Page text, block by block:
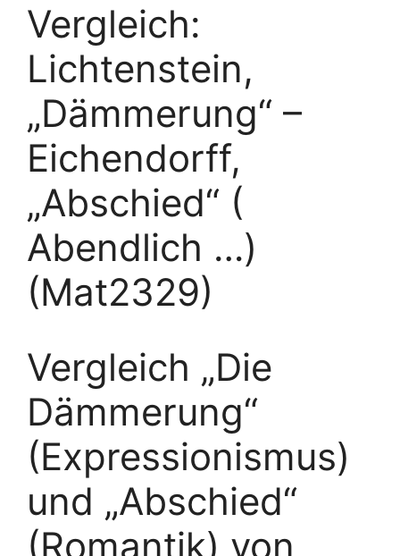
Vergleich:
Lichtenstein,
„Dämmerung“ –
Eichendorff,
„Abschied“ (
Abendlich …)
(Mat2329)
Vergleich „Die
Dämmerung“
(Expressionismus)
und „Abschied“
(Romantik) von